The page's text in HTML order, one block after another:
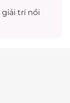
giải trínổi